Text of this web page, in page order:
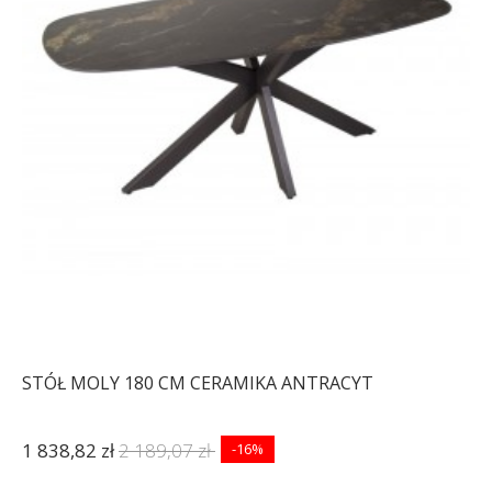
STÓŁ MOLY 180 CM CERAMIKA ANTRACYT
1 838,82 zł2 189,07 zł -16%